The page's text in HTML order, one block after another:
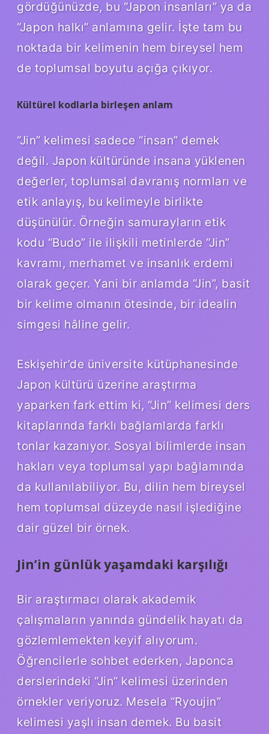
gördüğünüzde, bu “Japon insanları” ya da
“Japon halkı” anlamına gelir. İşte tam bu
noktada bir kelimenin hem bireysel hem
de toplumsal boyutu açığa çıkıyor.
Kültürel kodlarla birleşen anlam
“Jin” kelimesi sadece “insan” demek
değil. Japon kültüründe insana yüklenen
değerler, toplumsal davranış normları ve
etik anlayış, bu kelimeyle birlikte
düşünülür. Örneğin samurayların etik
kodu “Budo” ile ilişkili metinlerde “Jin”
kavramı, merhamet ve insanlık erdemi
olarak geçer. Yani bir anlamda “Jin”, basit
bir kelime olmanın ötesinde, bir idealin
simgesi hâline gelir.
Eskişehir’de üniversite kütüphanesinde
Japon kültürü üzerine araştırma
yaparken fark ettim ki, “Jin” kelimesi ders
kitaplarında farklı bağlamlarda farklı
tonlar kazanıyor. Sosyal bilimlerde insan
hakları veya toplumsal yapı bağlamında
da kullanılabiliyor. Bu, dilin hem bireysel
hem toplumsal düzeyde nasıl işlediğine
dair güzel bir örnek.
Jin’in günlük yaşamdaki karşılığı
Bir araştırmacı olarak akademik
çalışmaların yanında gündelik hayatı da
gözlemlemekten keyif alıyorum.
Öğrencilerle sohbet ederken, Japonca
derslerindeki “Jin” kelimesi üzerinden
örnekler veriyoruz. Mesela “Ryoujin”
kelimesi yaşlı insan demek. Bu basit